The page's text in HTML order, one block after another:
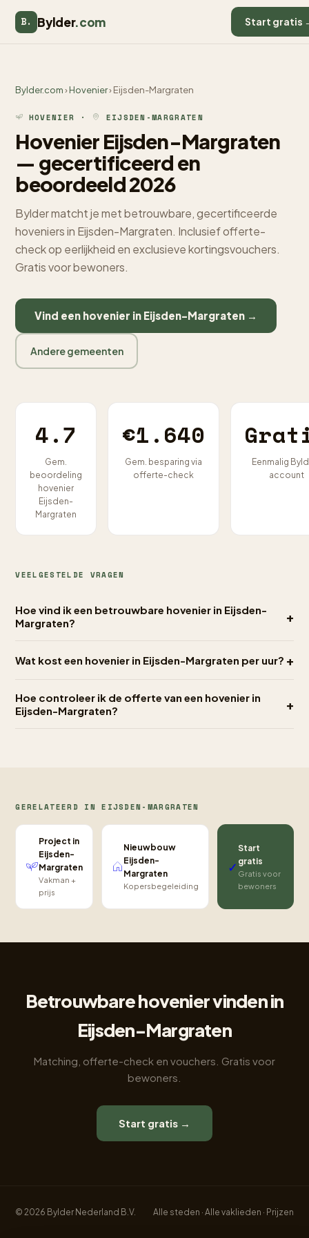
B. Bylder.com Start gratis
Bylder.com›Hovenier› Eijsden-Margraten
HOVENIER · EIJSDEN-MARGRATEN
Hovenier Eijsden-Margraten
— gecertificeerd en
beoordeeld 2026
Bylder matcht je met betrouwbare, gecertificeerde
hoveniers in Eijsden-Margraten. Inclusief offerte-
check op eerlijkheid en exclusieve kortingsvouchers.
Gratis voor bewoners.
Vind een hovenier in Eijsden-Margraten →
Andere gemeenten
4.7
Gem.
beoordeling
hovenier
Eijsden-
Margraten
€1.640
Gem. besparing via
offerte-check
Eenmalig
account
VEELGESTELDE VRAGEN
Hoe vind ik een betrouwbare hovenier in Eijsden-
Margraten?
+
Wat kost een hovenier in Eijsden-Margraten per uur? +
Hoe controleer ik de offerte van een hovenier in
Eijsden-Margraten?
+
GERELATEERD IN EIJSDEN-MARGRATEN
Project in
Eijsden-
Margraten
Vakman +
prijs
Nieuwbouw
Eijsden-
Margraten
Kopersbegeleiding
✓
Start
gratis
Gratis voor
bewoners
Betrouwbare hovenier vinden in
Eijsden-Margraten
Matching, offerte-check en vouchers. Gratis voor
bewoners.
Start gratis →
© 2026 Bylder Nederland B.V. Alle steden · Alle vaklieden · Prijzen